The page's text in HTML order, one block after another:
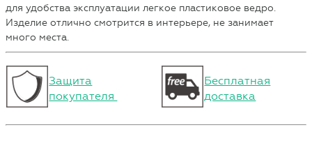
для удобства эксплуатации легкое пластиковое ведро.
Изделие отлично смотрится в интерьере, не занимает
много места.
Защита
покупателя
Бесплатная
доставка